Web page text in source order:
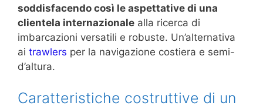
soddisfacendo così le aspettative di una
clientela internazionale alla ricerca di
imbarcazioni versatili e robuste. Un’alternativa
ai trawlers per la navigazione costiera e semi-
d’altura.
Caratteristiche costruttive di un